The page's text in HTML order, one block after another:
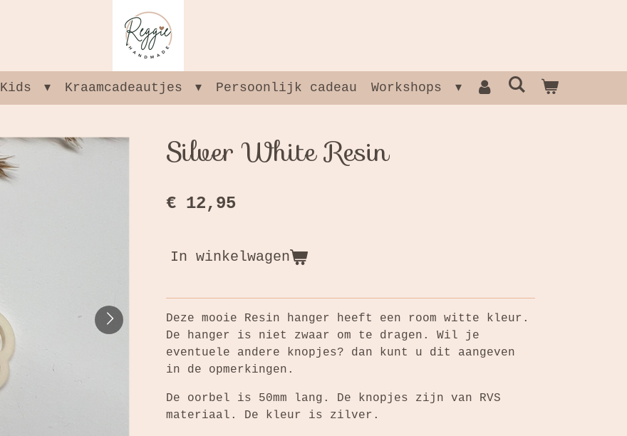
Kids Kraamcadeautjes Persoonlijk cadeau Workshops
Silver White Resin
€ 12,95
In winkelwagen
Deze mooie Resin hanger heeft een room witte kleur.
De hanger is niet zwaar om te dragen. Wil je
eventuele andere knopjes? dan kunt u dit aangeven
in de opmerkingen.
De oorbel is 50mm lang. De knopjes zijn van RVS
materiaal. De kleur is zilver.